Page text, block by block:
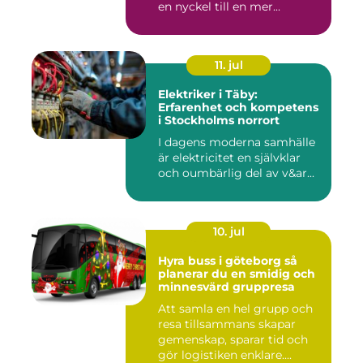
en nyckel till en mer...
11. jul
Elektriker i Täby:
Erfarenhet och kompetens
i Stockholms norrort
I dagens moderna samhälle
är elektricitet en självklar
och oumbärlig del av v&ar...
10. jul
Hyra buss i göteborg så
planerar du en smidig och
minnesvärd gruppresa
Att samla en hel grupp och
resa tillsammans skapar
gemenskap, sparar tid och
gör logistiken enklare....